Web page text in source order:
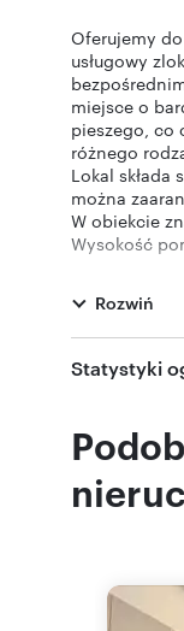
Oferujemy
usługowy
miejsce o
pieszego, co
różnego
Lokal składa
można
W obiekcie
Wysokość
Ogrzewanie
gazowy, a w
grzejniki
także w
elewacja
Dużym
wnętrza. W
Dzięki
Rozwiń
Statystyki